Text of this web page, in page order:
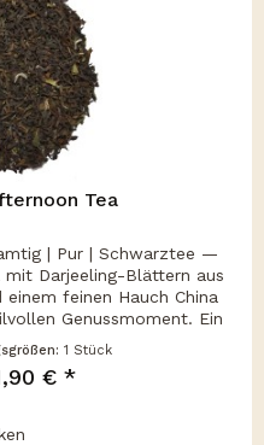
Tea
| Pur | Schwarztee —
mit Darjeeling-Blättern aus
feinen Hauch China
Genussmoment. Ein
1 Stück
€ *